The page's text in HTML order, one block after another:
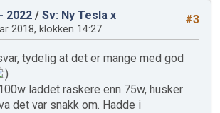
#3
2022 / Sv: Ny Tesla x
2018, klokken 14:27
tydelig at det er mange med god
laddet raskere enn 75w, husker
det var snakk om. Hadde i